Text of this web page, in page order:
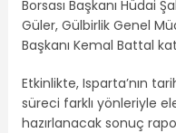
Borsası Başkanı Hüdai
Güler, Gülbirlik Genel
Başkanı Kemal Battal
Etkinlikte, Isparta’nın
süreci farklı yönleriyle
hazırlanacak sonuç